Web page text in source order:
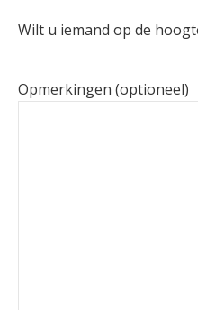
Wilt u iemand op de
Opmerkingen (optioneel)